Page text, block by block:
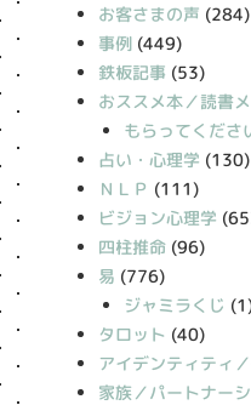
お客さまの声 (284)
事例 (449)
鉄板記事 (53)
おススメ本／読書
もらってくださ
占い・心理学 (130)
ＮＬＰ (111)
ビジョン心理学
四柱推命 (96)
易 (776)
ジャミラくじ
タロット (40)
アイデンティティ
家族／パートナー